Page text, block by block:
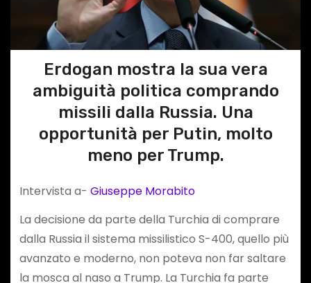
Erdogan mostra la sua vera
ambiguità politica comprando
missili dalla Russia. Una
opportunità per Putin, molto
meno per Trump.
Intervista a- Giuseppe Morabito
La decisione da parte della Turchia di comprare
dalla Russia il sistema missilistico S-400, quello più
avanzato e moderno, non poteva non far saltare
la mosca al naso a Trump. La Turchia fa parte